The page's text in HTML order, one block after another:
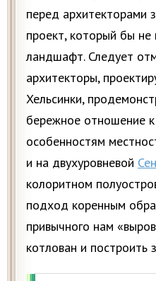
перед архитекторами
проект, который бы не
ландшафт. Следует
архитекторы,
Хельсинки,
бережное отношение
особенностям
и на двухуровневой
колоритном
подход коренным
привычного нам
котлован и построить